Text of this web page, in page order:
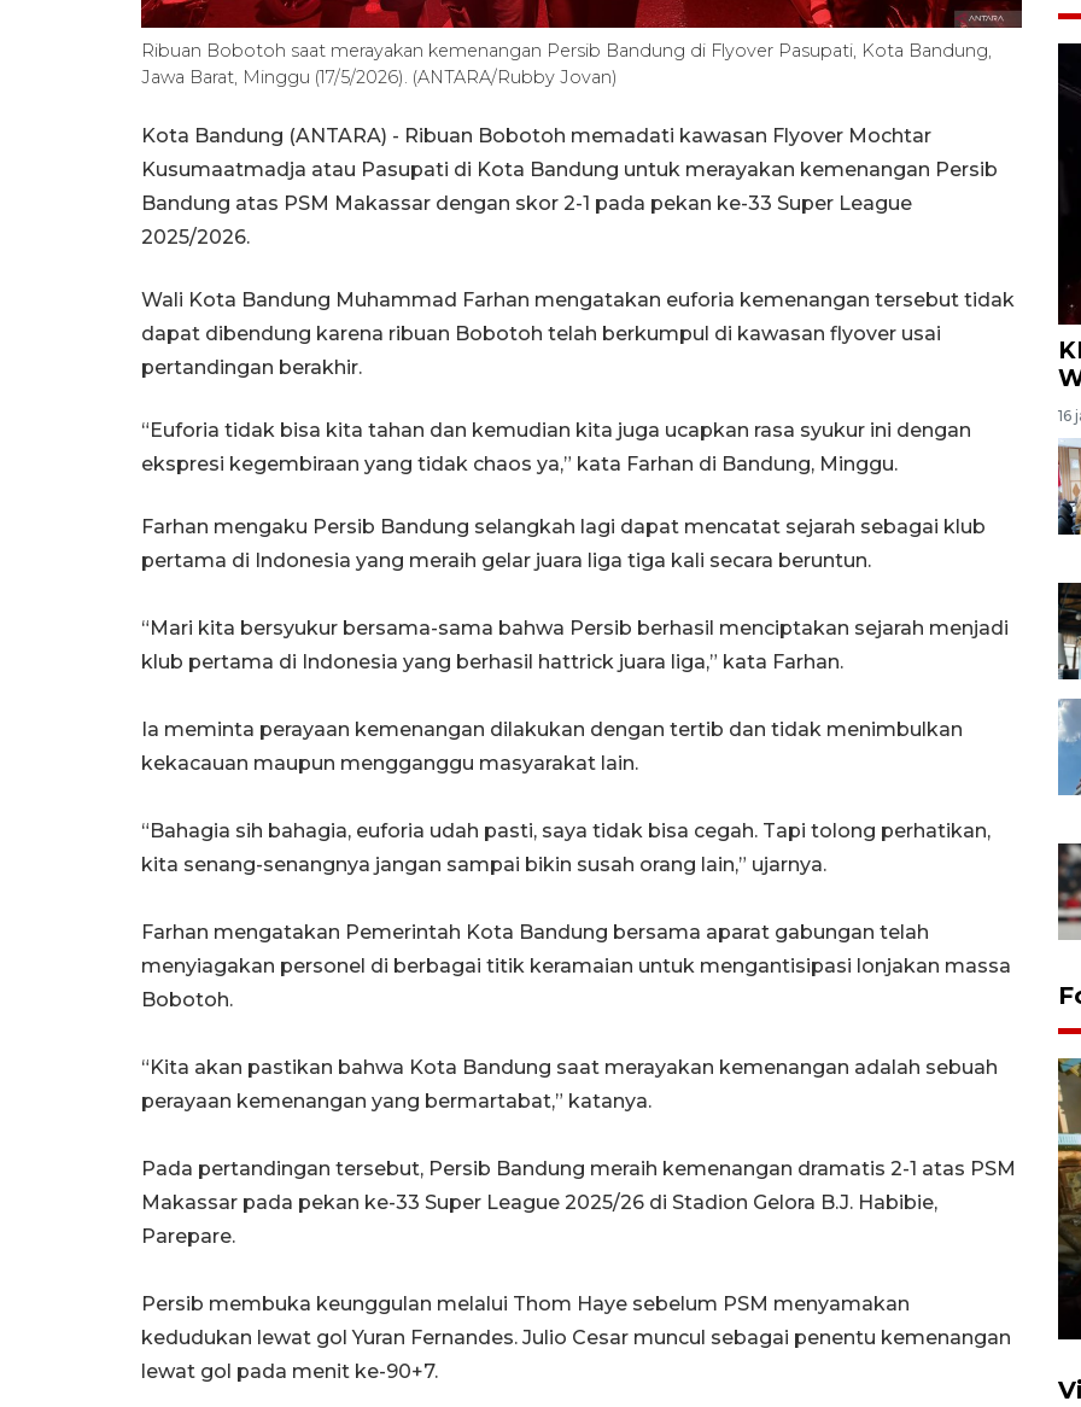
Ribuan Bobotoh saat merayakan kemenangan Persib Bandung di Flyover Pasupati, Kota Bandung,
Jawa Barat, Minggu (17/5/2026). (ANTARA/Rubby Jovan)
Kota Bandung (ANTARA) - Ribuan Bobotoh memadati kawasan Flyover Mochtar
Kusumaatmadja atau Pasupati di Kota Bandung untuk merayakan kemenangan Persib
Bandung atas PSM Makassar dengan skor 2-1 pada pekan ke-33 Super League
2025/2026.
Wali Kota Bandung Muhammad Farhan mengatakan euforia kemenangan tersebut tidak
dapat dibendung karena ribuan Bobotoh telah berkumpul di kawasan flyover usai
pertandingan berakhir.
“Euforia tidak bisa kita tahan dan kemudian kita juga ucapkan rasa syukur ini dengan
ekspresi kegembiraan yang tidak chaos ya,” kata Farhan di Bandung, Minggu.
Farhan mengaku Persib Bandung selangkah lagi dapat mencatat sejarah sebagai klub
pertama di Indonesia yang meraih gelar juara liga tiga kali secara beruntun.
“Mari kita bersyukur bersama-sama bahwa Persib berhasil menciptakan sejarah menjadi
klub pertama di Indonesia yang berhasil hattrick juara liga,” kata Farhan.
Ia meminta perayaan kemenangan dilakukan dengan tertib dan tidak menimbulkan
kekacauan maupun mengganggu masyarakat lain.
“Bahagia sih bahagia, euforia udah pasti, saya tidak bisa cegah. Tapi tolong perhatikan,
kita senang-senangnya jangan sampai bikin susah orang lain,” ujarnya.
Farhan mengatakan Pemerintah Kota Bandung bersama aparat gabungan telah
menyiagakan personel di berbagai titik keramaian untuk mengantisipasi lonjakan massa
Bobotoh.
“Kita akan pastikan bahwa Kota Bandung saat merayakan kemenangan adalah sebuah
perayaan kemenangan yang bermartabat,” katanya.
Pada pertandingan tersebut, Persib Bandung meraih kemenangan dramatis 2-1 atas PSM
Makassar pada pekan ke-33 Super League 2025/26 di Stadion Gelora B.J. Habibie,
Parepare.
Persib membuka keunggulan melalui Thom Haye sebelum PSM menyamakan
kedudukan lewat gol Yuran Fernandes. Julio Cesar muncul sebagai penentu kemenangan
lewat gol pada menit ke-90+7.
16
15 Juli 2026 14:05